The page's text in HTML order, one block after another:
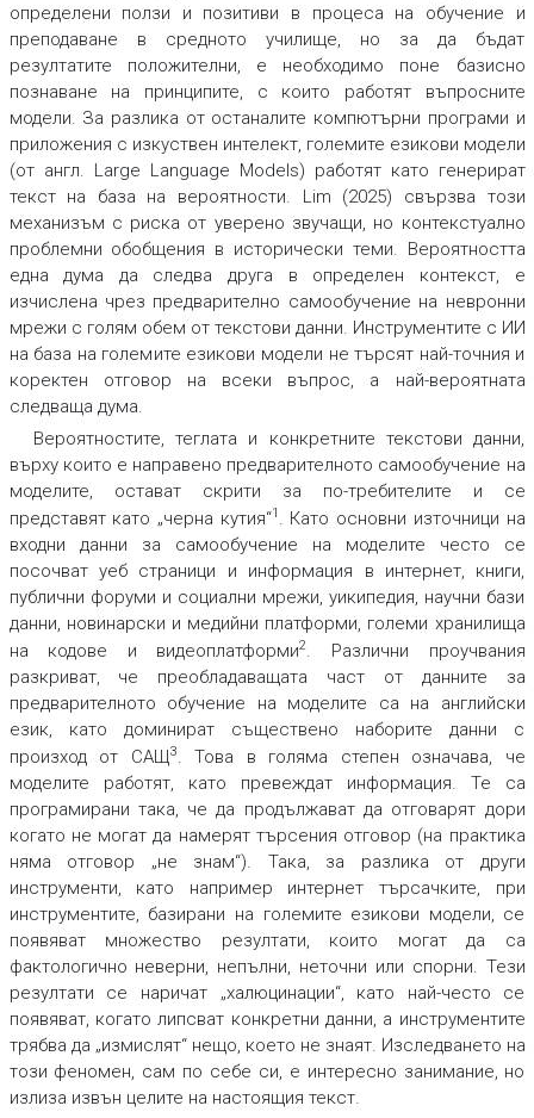
определени ползи и позитиви в процеса на обучение и
преподаване в средното училище, но за да бъдат
резултатите положителни, е необходимо поне базисно
познаване на принципите, с които работят въпросните
модели. За разлика от останалите компютърни програми и
приложения с изкуствен интелект, големите езикови модели
(от англ. Large Language Models) работят като генерират
текст на база на вероятности. Lim (2025) свързва този
механизъм с риска от уверено звучащи, но контекстуално
проблемни обобщения в исторически теми. Вероятността
една дума да следва друга в определен контекст, е
изчислена чрез предварително самообучение на невронни
мрежи с голям обем от текстови данни. Инструментите с ИИ
на база на големите езикови модели не търсят най-точния и
коректен отговор на всеки въпрос, а най-вероятната
следваща дума.
Вероятностите, теглата и конкретните текстови данни,
върху които е направено предварителното самообучение на
моделите, остават скрити за по-требителите и се
представят като „черна кутия“1 . Като основни източници на
входни данни за самообучение на моделите често се
посочват уеб страници и информация в интернет, книги,
публични форуми и социални мрежи, уикипедия, научни бази
данни, новинарски и медийни платформи, големи хранилища
на кодове и видеоплатформи2. Различни проучвания
разкриват, че преобладаващата част от данните за
предварителното обучение на моделите са на английски
език, като доминират съществено наборите данни с
произход от САЩ3. Това в голяма степен означава, че
моделите работят, като превеждат информация. Те са
програмирани така, че да продължават да отговарят дори
когато не могат да намерят търсения отговор (на практика
няма отговор „не знам“). Така, за разлика от други
инструменти, като например интернет търсачките, при
инструментите, базирани на големите езикови модели, се
появяват множество резултати, които могат да са
фактологично неверни, непълни, неточни или спорни. Тези
резултати се наричат „халюцинации“, като най-често се
появяват, когато липсват конкретни данни, а инструментите
трябва да „измислят“ нещо, което не знаят. Изследването на
този феномен, сам по себе си, е интересно занимание, но
излиза извън целите на настоящия текст.